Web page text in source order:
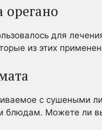
для
из этих
с сушеными
блюдам. Можете ли